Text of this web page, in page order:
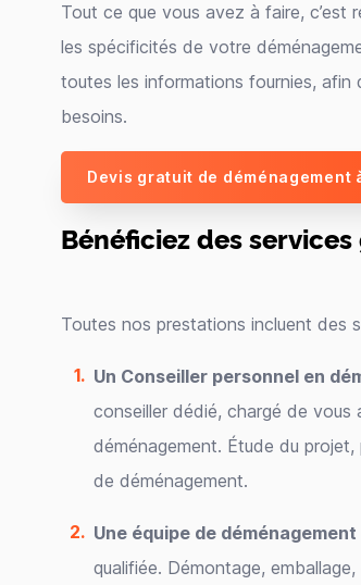
Tout ce que vous avez à faire, c’est
les spécificités de votre
toutes les informations fournies, afin
besoins.
Devis gratuit de déménagement
Bénéficiez des
Toutes nos prestations incluent des
Un Conseiller personnel en
conseiller dédié, chargé de
déménagement. Étude du
de déménagement.
Une équipe de
qualifiée. Démontage,